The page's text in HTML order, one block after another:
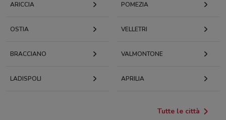
ARICCIA POMEZIA
OSTIA VELLETRI
BRACCIANO VALMONTONE
LADISPOLI APRILIA
Tutte le città